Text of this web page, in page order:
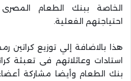
الخاصة ببنك الطعام المصرى
احتياجتهم الفعلية.
هذا بالاضافة إلي توزيع
استادات وعائلاتهم فى تعبئة
بنك الطعام وأيضا مشاركة